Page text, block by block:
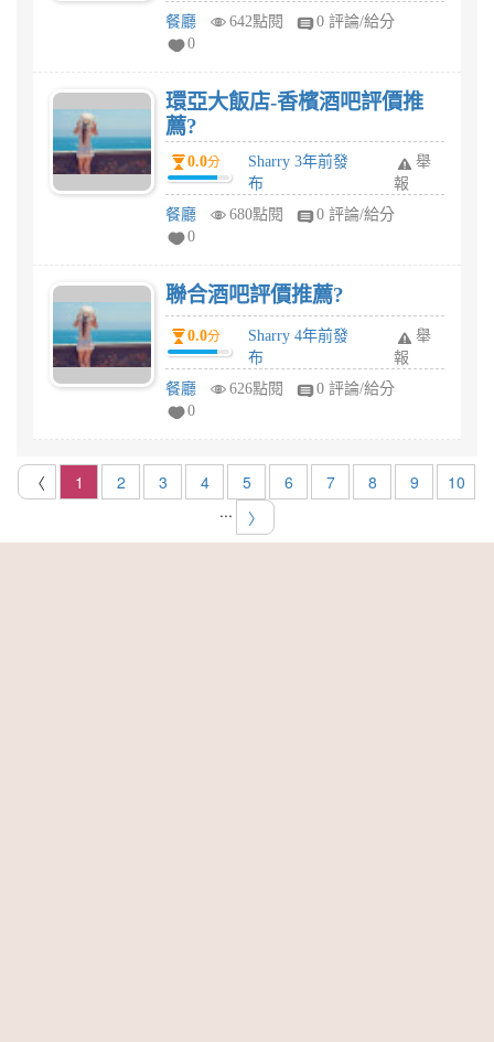
餐廳
642點閱
0 評論/給分
0
環亞大飯店-香檳酒吧評價推
薦?
0.0分
Sharry 3年前發
布
舉
報
餐廳
680點閱
0 評論/給分
0
聯合酒吧評價推薦?
0.0分
Sharry 4年前發
布
舉
報
餐廳
626點閱
0 評論/給分
0
〈 1 2 3 4 5 6 7 8 9
10
...
〉